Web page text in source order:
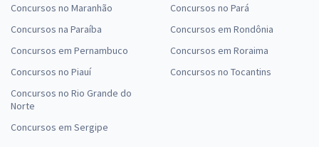
Concursos no Maranhão
Concursos na Paraíba
Concursos em Pernambuco
Concursos no Piauí
Concursos no Rio Grande do
Norte
Concursos em Sergipe
Concursos no Pará
Concursos em Rondônia
Concursos em Roraima
Concursos no Tocantins